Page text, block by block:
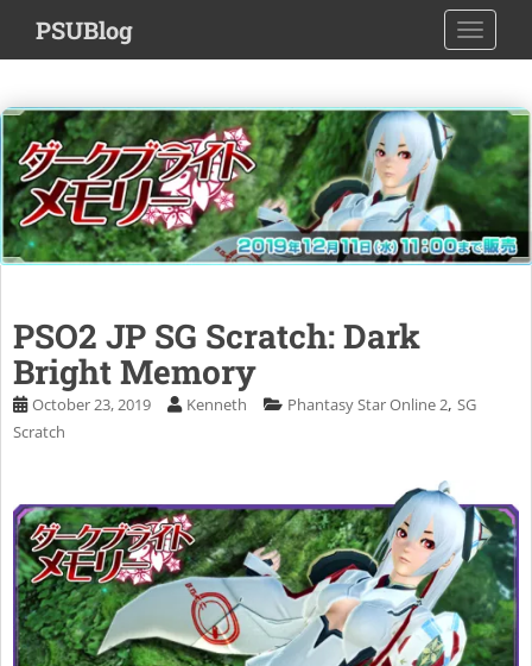
i
t
o
m
a
i
n
PSUBlog
PSO2 JP SG Scratch: Dark
Bright Memory
October 23, 2019 Kenneth Phantasy Star Online 2, SG
Scratch